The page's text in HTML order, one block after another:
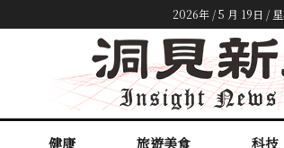
2026年 / 5 月 19日 /
健康 旅遊美食 科技